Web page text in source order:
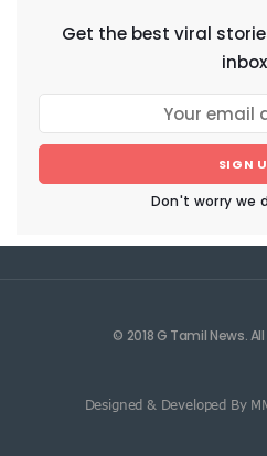
Get the best viral
SIGN
Don't worry we
© 2018 G Tamil News.
Designed & Developed By